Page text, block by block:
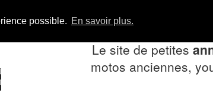
possible. En savoir plus.
Le site de petites
motos anciennes,